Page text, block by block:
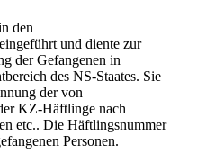
den
und diente zur
der Gefangenen in
des NS-Staates. Sie
der von
KZ-Häftlinge nach
etc.. Die Häftlingsnummer
Personen.